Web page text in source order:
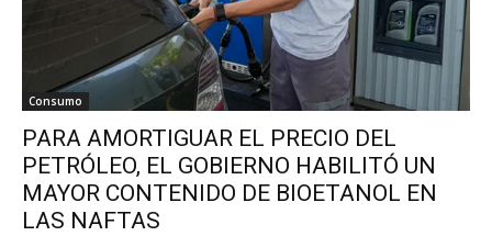
Consumo
PARA AMORTIGUAR EL PRECIO DEL
PETRÓLEO, EL GOBIERNO HABILITÓ UN
MAYOR CONTENIDO DE BIOETANOL EN
LAS NAFTAS